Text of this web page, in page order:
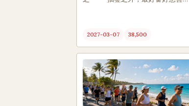
2027-03-07 38,500